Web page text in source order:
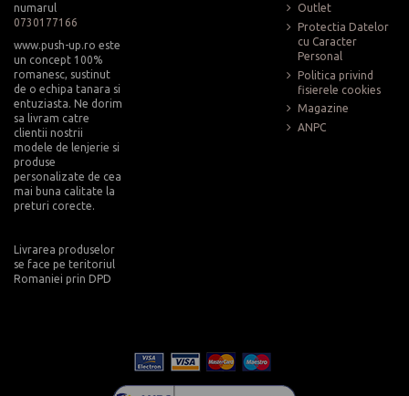
numarul
0730177166
www.push-up.ro este
un concept 100%
romanesc, sustinut
de o echipa tanara si
entuziasta. Ne dorim
sa livram catre
clientii nostrii
modele de lenjerie si
produse
personalizate de cea
mai buna calitate la
preturi corecte.
Livrarea produselor
se face pe teritoriul
Romaniei prin DPD
Outlet
Protectia Datelor
cu Caracter
Personal
Politica privind
fisierele cookies
Magazine
ANPC